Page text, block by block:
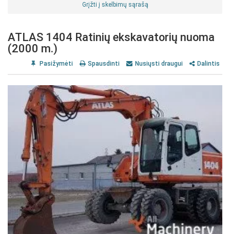
Grįžti į skelbimų sąrašą
ATLAS 1404 Ratinių ekskavatorių nuoma
(2000 m.)
Pasižymėti Spausdinti Nusiųsti draugui Dalintis